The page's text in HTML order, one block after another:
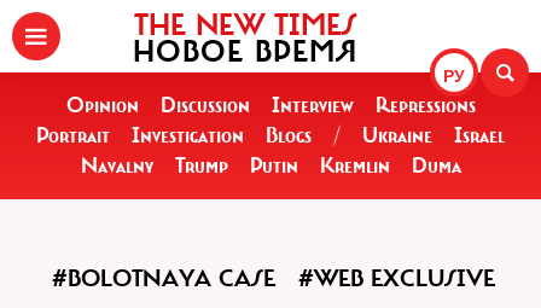
РУ
THE NEW TIMES
НОВОЕ ВРЕМЯ
Opinion Discussion Interview
Repressions
Portrait
Investigation Blogs / Ukraine
Israel
Navalny
Trump Putin Kremlin Duma
#BOLOTNAYA CASE #WEB EXCLUSIVE